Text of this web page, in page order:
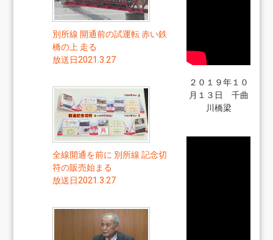
別所線 開通前の試運転 赤い鉄
橋の上 走る
放送日2021.3.27
全線開通を前に 別所線 記念切
符の販売始まる
放送日2021.3.27
２０１９年１０
月１３日 千曲
川橋梁